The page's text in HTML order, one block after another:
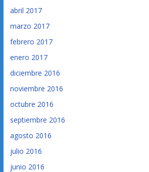
abril 2017
marzo 2017
febrero 2017
enero 2017
diciembre 2016
noviembre 2016
octubre 2016
septiembre 2016
agosto 2016
julio 2016
junio 2016